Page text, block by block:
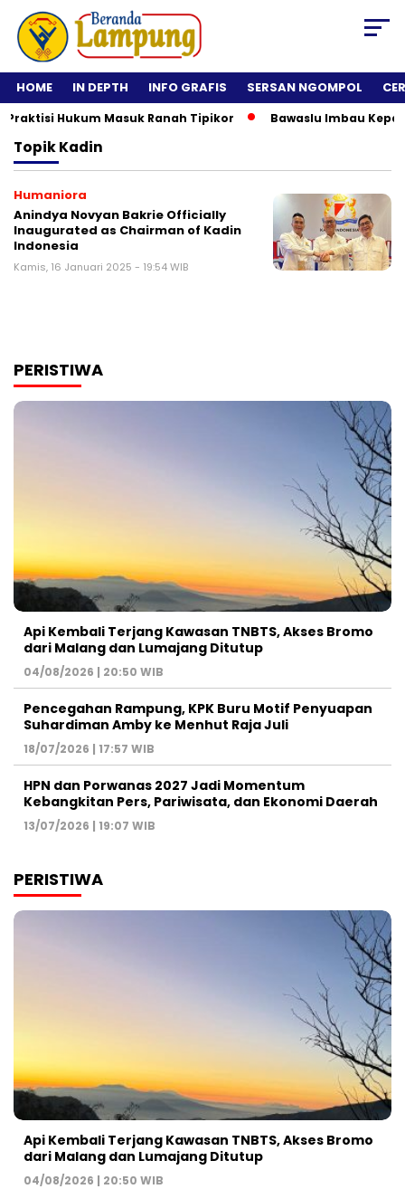
HOME IN DEPTH INFO GRAFIS SERSAN NGOMPOL
Hukum Masuk Ranah Tipikor Bawaslu Imbau Kepala
TopikKadin
Humaniora
Anindya Novyan Bakrie Officially
Inaugurated as Chairman of Kadin
Indonesia
Kamis, 16 Januari 2025 - 19:54 WIB
PERISTIWA
Api Kembali Terjang Kawasan TNBTS, Akses Bromo
dari Malang dan Lumajang Ditutup
04/08/2026 | 20:50 WIB
Pencegahan Rampung, KPK Buru Motif Penyuapan
Suhardiman Amby ke Menhut Raja Juli
18/07/2026 | 17:57 WIB
HPN dan Porwanas 2027 Jadi Momentum
Kebangkitan Pers, Pariwisata, dan Ekonomi Daerah
13/07/2026 | 19:07 WIB
PERISTIWA
Api Kembali Terjang Kawasan TNBTS, Akses Bromo
dari Malang dan Lumajang Ditutup
04/08/2026 | 20:50 WIB